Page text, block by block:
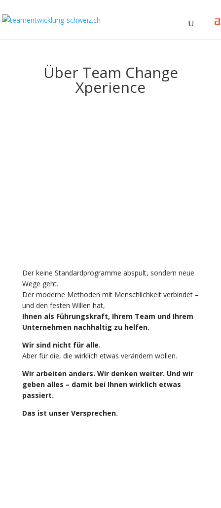
Über Team Change
Xperience
Der keine Standardprogramme abspult, sondern neue
Wege geht.
Der moderne Methoden mit Menschlichkeit verbindet –
und den festen Willen hat,
Ihnen als Führungskraft, Ihrem Team und Ihrem
Unternehmen nachhaltig zu helfen.
Wir sind nicht für alle.
Aber für die, die wirklich etwas verändern wollen.
Wir arbeiten anders. Wir denken weiter. Und wir
geben alles – damit bei Ihnen wirklich etwas
passiert.
Das ist unser Versprechen.